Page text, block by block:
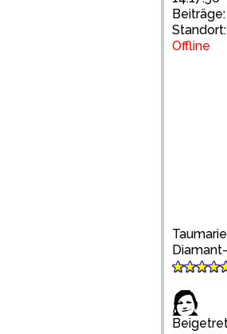
Offline